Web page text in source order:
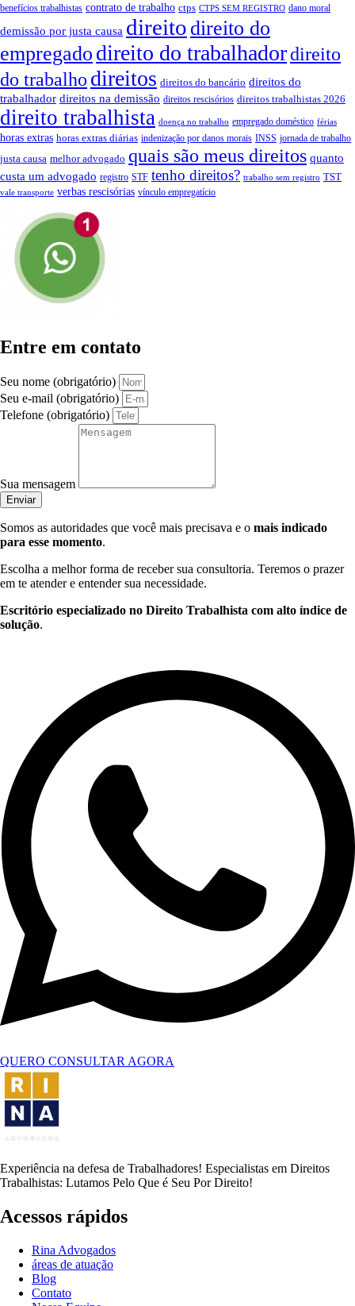
benefícios trabalhistas contrato de trabalho ctps CTPS SEM REGISTRO dano moral
demissão por justa causa direito direito do
empregado direito do trabalhadordireito
do trabalho direitos direitos do bancário direitos do
trabalhador direitos na demissão direitos rescisórios direitos trabalhistas 2026
direito trabalhista doença no trabalho empregado doméstico férias
horas extras horas extras diárias indenização por danos morais INSS jornada de trabalho
justa causa melhor advogado quais são meus direitos quanto
custa um advogado registro STF tenho direitos? trabalho sem registro TST
vale transporte verbas rescisórias vínculo empregatício
Entre em contato
Seu nome (obrigatório)
Seu e-mail (obrigatório)
Telefone (obrigatório)
Sua mensagem
Enviar
Somos as autoridades que você mais precisava e o mais indicado
para esse momento.
Escolha a melhor forma de receber sua consultoria. Teremos o prazer
em te atender e entender sua necessidade.
Escritório especializado no Direito Trabalhista com alto índice de
solução.
QUERO CONSULTAR AGORA
Experiência na defesa de Trabalhadores! Especialistas em Direitos
Trabalhistas: Lutamos Pelo Que é Seu Por Direito!
Acessos rápidos
Rina Advogados
áreas de atuação
Blog
Contato